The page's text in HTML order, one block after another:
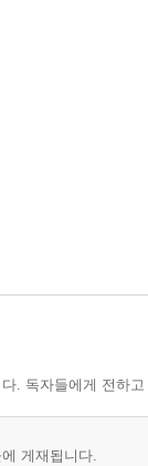
. 독자들에게 전하
게재됩니다.